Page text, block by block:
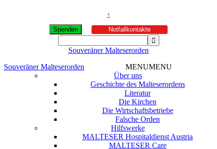
+
Spenden Notfallkontakte
Souveräner Malteserorden
Souveräner Malteserorden
MENUMENU
Über uns
Geschichte des Malteserordens
Literatur
Die Kirchen
Die Wirtschaftsbetriebe
Falsche Orden
Hilfswerke
MALTESER Hospitaldienst Austria
MALTESER Care